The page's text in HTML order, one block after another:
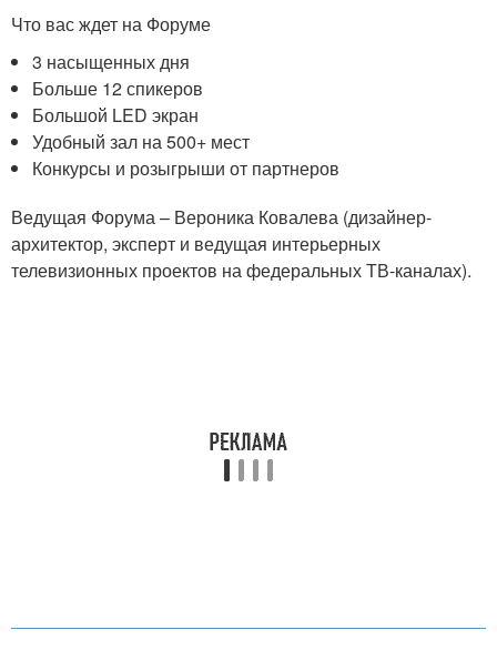
Что вас ждет на Форуме
3 насыщенных дня
Больше 12 спикеров
Большой LED экран
Удобный зал на 500+ мест
Конкурсы и розыгрыши от партнеров
Ведущая Форума – Вероника Ковалева (дизайнер-
архитектор, эксперт и ведущая интерьерных
телевизионных проектов на федеральных ТВ-каналах).